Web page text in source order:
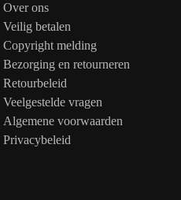
Over ons
Veilig betalen
Copyright melding
Bezorging en retourneren
Retourbeleid
Veelgestelde vragen
Algemene voorwaarden
Privacybeleid